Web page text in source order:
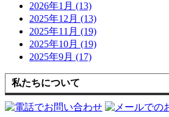
2026年1月 (13)
2025年12月 (13)
2025年11月 (19)
2025年10月 (19)
2025年9月 (17)
私たちについて